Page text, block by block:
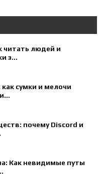
читать людей и
з...
как сумки и мелочи
почему Discord и
Как невидимые путы